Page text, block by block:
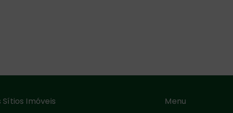
Sítios Imóveis Menu